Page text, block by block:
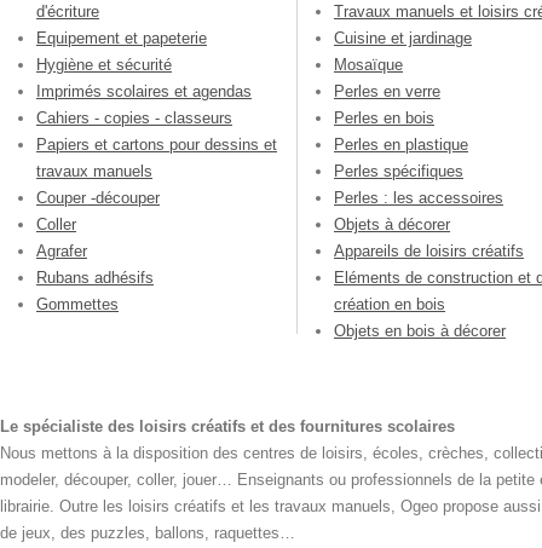
d'écriture
Equipement et papeterie
Hygiène et sécurité
Imprimés scolaires et agendas
Cahiers - copies - classeurs
Papiers et cartons pour dessins et
travaux manuels
Couper -découper
Coller
Agrafer
Rubans adhésifs
Gommettes
Travaux manuels et loisirs
Cuisine et jardinage
Mosaïque
Perles en verre
Perles en bois
Perles en plastique
Perles spécifiques
Perles : les accessoires
Objets à décorer
Appareils de loisirs créatifs
Eléments de construction et
création en bois
Objets en bois à décorer
Le spécialiste des loisirs créatifs et des fournitures scolaires
Nous mettons à la disposition des centres de loisirs, écoles, crèches,
modeler, découper, coller, jouer… Enseignants ou professionnels de la
librairie. Outre les loisirs créatifs et les travaux manuels, Ogeo propose
de jeux, des puzzles, ballons, raquettes…